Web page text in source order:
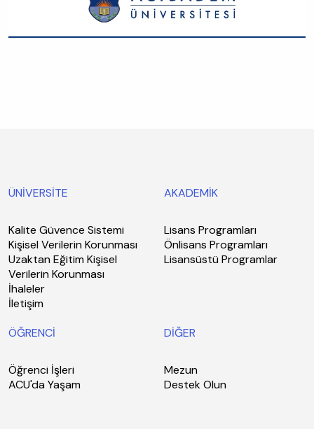
ÜNİVERSİTE
Kalite Güvence Sistemi
Kişisel Verilerin Korunması
Uzaktan Eğitim Kişisel
Verilerin Korunması
İhaleler
İletişim
AKADEMİK
Lisans Programları
Önlisans Programları
Lisansüstü Programlar
ÖĞRENCİ
Öğrenci İşleri
ACU'da Yaşam
DİĞER
Mezun
Destek Olun